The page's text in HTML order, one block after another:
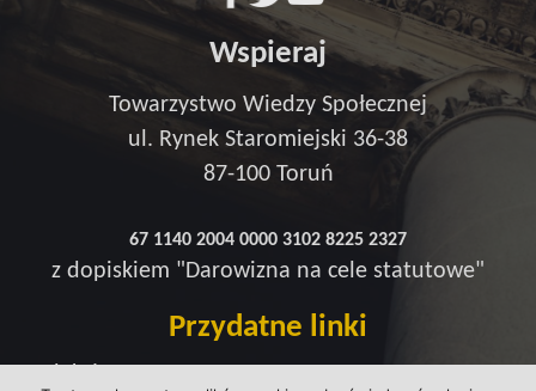
Wspieraj
Towarzystwo Wiedzy Społecznej
ul. Rynek Staromiejski 36-38
87-100 Toruń
67 1140 2004 0000 3102 8225 2327
z dopiskiem "Darowizna na cele statutowe"
Przydatne linki